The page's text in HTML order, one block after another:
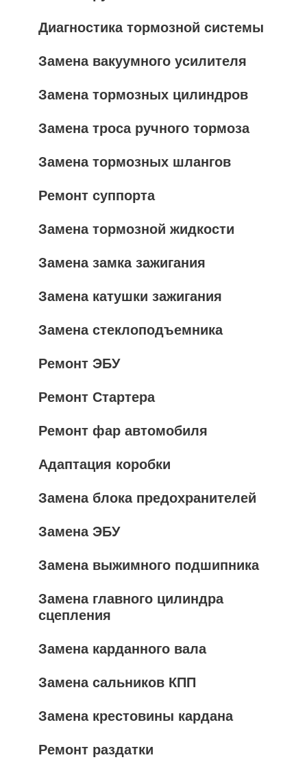
Диагностика тормозной системы
Замена вакуумного усилителя
Замена тормозных цилиндров
Замена троса ручного тормоза
Замена тормозных шлангов
Ремонт суппорта
Замена тормозной жидкости
Замена замка зажигания
Замена катушки зажигания
Замена стеклоподъемника
Ремонт ЭБУ
Ремонт Стартера
Ремонт фар автомобиля
Адаптация коробки
Замена блока предохранителей
Замена ЭБУ
Замена выжимного подшипника
Замена главного цилиндра
сцепления
Замена карданного вала
Замена сальников КПП
Замена крестовины кардана
Ремонт раздатки